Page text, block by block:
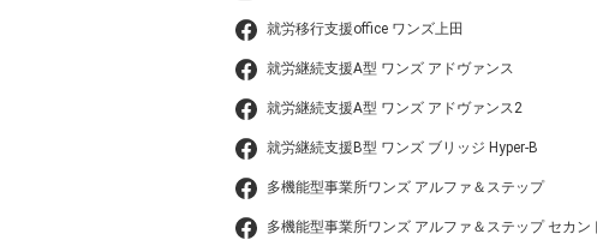
就労移行支援office ワンズ上田
就労継続支援A型 ワンズ アドヴァンス
就労継続支援A型 ワンズ アドヴァンス2
就労継続支援B型 ワンズ ブリッジ Hyper-B
多機能型事業所ワンズ アルファ＆ステップ
多機能型事業所ワンズ アルファ＆ステップ セカン